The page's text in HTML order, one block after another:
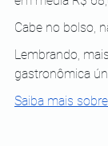
Cabe no bolso,
Lembrando,
gastronômica
Saiba mais